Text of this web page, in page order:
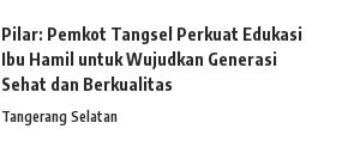
Pilar: Pemkot Tangsel Perkuat Edukasi
Ibu Hamil untuk Wujudkan Generasi
Sehat dan Berkualitas
Tangerang Selatan